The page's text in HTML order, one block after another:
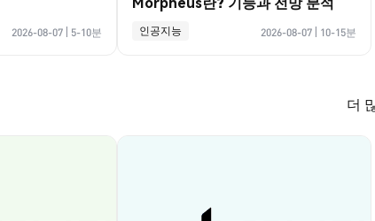
2026-08-07 5-10분 인공지능 2026-08-07 10-15분
더